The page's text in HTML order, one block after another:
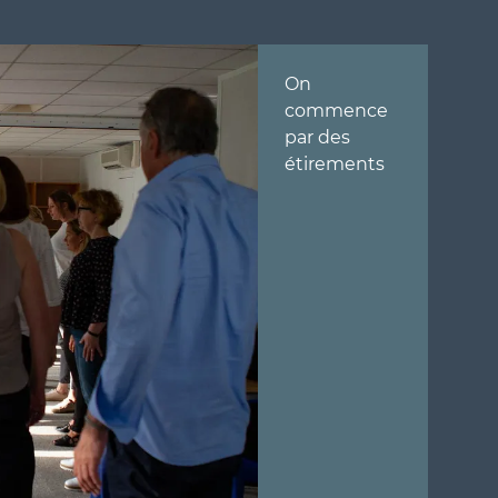
On
commence
par des
étirements